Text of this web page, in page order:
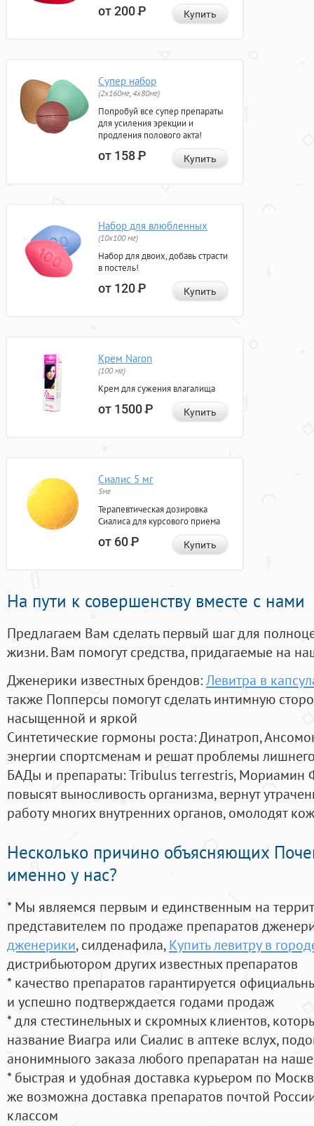
от 200Р Купить
Супер набор
(2х160мг, 4х80мг)
Попробуй все супер препараты
для усиления эрекции и
продления полового акта!
от 158Р Купить
Набор для влюбленных
(10х100 мг)
Набор для двоих, добавь страсти
в постель!
от 120Р Купить
Крем Naron
(100 мг)
Крем для сужения влагалища
от 1500Р Купить
Сиалис 5 мг
5мг
Терапевтическая дозировка
Сиалиса для курсового приема
от 60Р Купить
На пути к совершенству вместе с нами
Предлагаем Вам сделать первый шаг для
жизни. Вам помогут средства, придагаемые на
Дженерики известных брендов:Левитра в
также Попперсы помогут сделать интимную
насыщенной и яркой
Синтетические гормоны роста: Динатроп,
энергии спортсменам и решат проблемы
БАДы и препараты:Tribulus terrestris, Мориамин
повысят выносливость организма, вернут
работу многих внутренних органов, омолодят
Несколько причино объясняющих
именно у нас?
* Мы являемся первым и единственным на
представителем по продаже препаратов
дженерики, силденафила, Купить левитру в
дистрибьютором других известных препаратов
* качество препаратов гарантируется
и успешно подтверждается годами продаж
* для стестинельных и скромных клиентов,
название Виагра или Сиалис в аптеке вслух,
анонимныого заказа любого препаратан на
* быстрая и удобная доставка курьером по
же возможна доставка препаратов почтой
классом